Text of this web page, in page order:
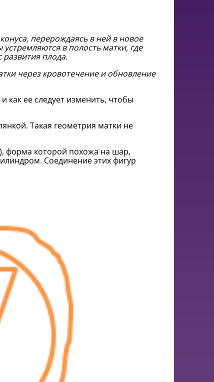
перерождаясь в ней в новое
в полость матки, где
развития плода.
через кровотечение и обновление
как ее следует изменить, чтобы
Такая геометрия матки не
форма которой похожа на шар,
Соединение этих фигур